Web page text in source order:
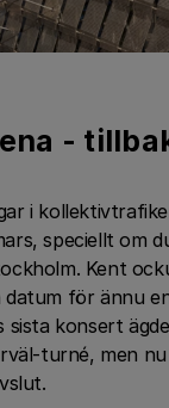
-
i
speciellt om
Kent
datum för ännu
sista konsert
turné, men